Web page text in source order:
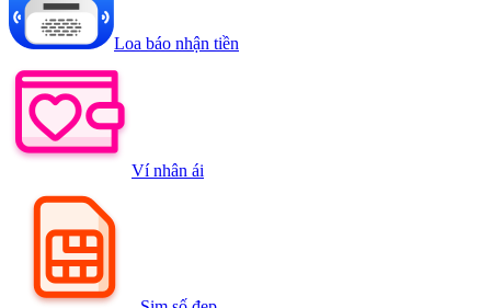
Loa báo nhận tiền
Ví nhân ái